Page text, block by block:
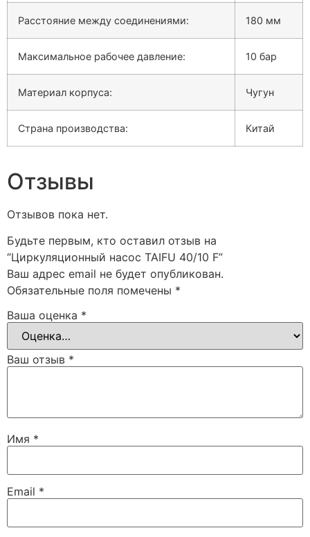
Расстояние между соединениями: 180 мм
Максимальное рабочее давление: 10 бар
Материал корпуса: Чугун
Страна производства: Китай
Отзывы
Отзывов пока нет.
Будьте первым, кто оставил отзыв на
“Циркуляционный насос TAIFU 40/10 F”
Ваш адрес email не будет опубликован.
Обязательные поля помечены *
Ваша оценка *
Ваш отзыв *
Имя *
Email *